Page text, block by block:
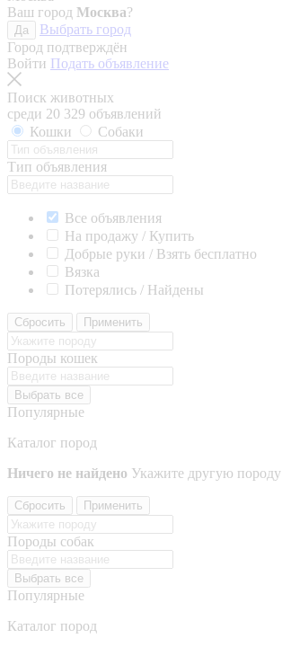
Ваш город Москва?
Да
Выбрать город
Город подтверждён
Войти Подать объявление
Поиск животных
среди 20 329 объявлений
Кошки
Собаки
Тип объявления
Все объявления
На продажу / Купить
Добрые руки / Взять бесплатно
Вязка
Потерялись / Найдены
Сбросить Применить
Породы кошек
Выбрать все
Популярные
Каталог пород
Ничего не найдено Укажите другую породу
Сбросить Применить
Породы собак
Выбрать все
Популярные
Каталог пород